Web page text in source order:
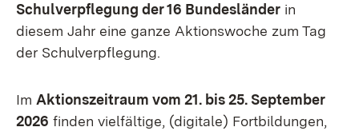
Schulverpflegung der 16 Bundesländer in
diesem Jahr eine ganze Aktionswoche zum Tag
der Schulverpflegung.
Im Aktionszeitraum vom 21. bis 25. September
2026 finden vielfältige, (digitale) Fortbildungen,